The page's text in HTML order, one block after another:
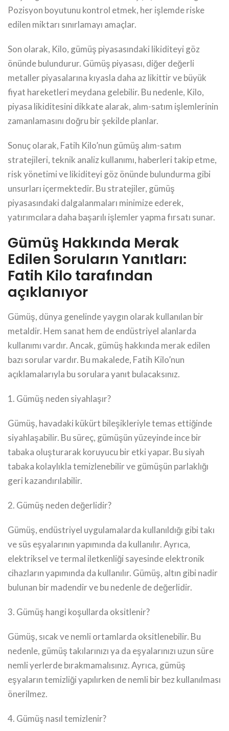
Pozisyon boyutunu kontrol etmek, her işlemde riske
edilen miktarı sınırlamayı amaçlar.
Son olarak, Kilo, gümüş piyasasındaki likiditeyi göz
önünde bulundurur. Gümüş piyasası, diğer değerli
metaller piyasalarına kıyasla daha az likittir ve büyük
fiyat hareketleri meydana gelebilir. Bu nedenle, Kilo,
piyasa likiditesini dikkate alarak, alım-satım işlemlerinin
zamanlamasını doğru bir şekilde planlar.
Sonuç olarak, Fatih Kilo’nun gümüş alım-satım
stratejileri, teknik analiz kullanımı, haberleri takip etme,
risk yönetimi ve likiditeyi göz önünde bulundurma gibi
unsurları içermektedir. Bu stratejiler, gümüş
piyasasındaki dalgalanmaları minimize ederek,
yatırımcılara daha başarılı işlemler yapma fırsatı sunar.
Gümüş Hakkında Merak
Edilen Soruların Yanıtları:
Fatih Kilo tarafından
açıklanıyor
Gümüş, dünya genelinde yaygın olarak kullanılan bir
metaldir. Hem sanat hem de endüstriyel alanlarda
kullanımı vardır. Ancak, gümüş hakkında merak edilen
bazı sorular vardır. Bu makalede, Fatih Kilo’nun
açıklamalarıyla bu sorulara yanıt bulacaksınız.
1. Gümüş neden siyahlaşır?
Gümüş, havadaki kükürt bileşikleriyle temas ettiğinde
siyahlaşabilir. Bu süreç, gümüşün yüzeyinde ince bir
tabaka oluşturarak koruyucu bir etki yapar. Bu siyah
tabaka kolaylıkla temizlenebilir ve gümüşün parlaklığı
geri kazandırılabilir.
2. Gümüş neden değerlidir?
Gümüş, endüstriyel uygulamalarda kullanıldığı gibi takı
ve süs eşyalarının yapımında da kullanılır. Ayrıca,
elektriksel ve termal iletkenliği sayesinde elektronik
cihazların yapımında da kullanılır. Gümüş, altın gibi nadir
bulunan bir madendir ve bu nedenle de değerlidir.
3. Gümüş hangi koşullarda oksitlenir?
Gümüş, sıcak ve nemli ortamlarda oksitlenebilir. Bu
nedenle, gümüş takılarınızı ya da eşyalarınızı uzun süre
nemli yerlerde bırakmamalısınız. Ayrıca, gümüş
eşyaların temizliği yapılırken de nemli bir bez kullanılması
önerilmez.
4. Gümüş nasıl temizlenir?